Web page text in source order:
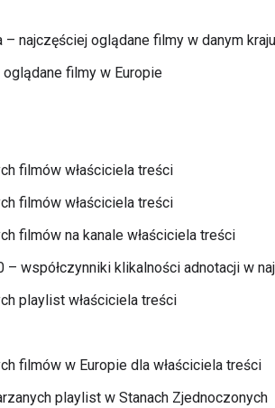
najczęściej oglądane filmy w danym kraju
filmy w Europie
filmów właściciela treści
filmów właściciela treści
filmów na kanale właściciela treści
– współczynniki klikalności adnotacji w
playlist właściciela treści
filmów w Europie dla właściciela treści
playlist w Stanach Zjednoczonych